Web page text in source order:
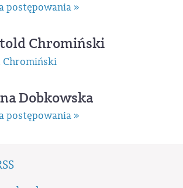
postępowania »
Chromiński
Dobkowska
postępowania »